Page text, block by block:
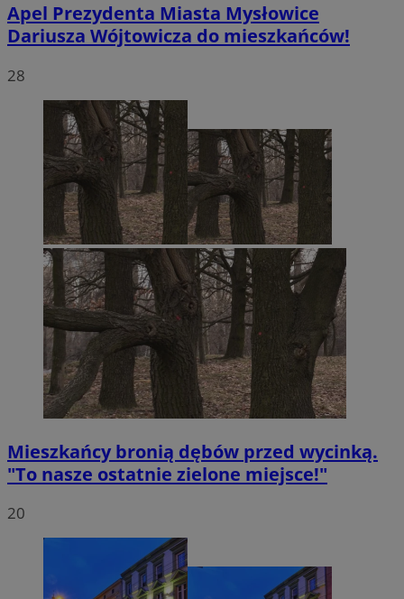
Apel Prezydenta Miasta Mysłowice
Dariusza Wójtowicza do mieszkańców!
28
Mieszkańcy bronią dębów przed wycinką.
"To nasze ostatnie zielone miejsce!"
20